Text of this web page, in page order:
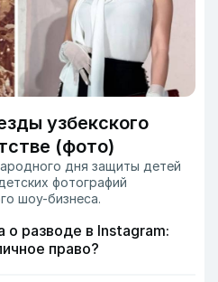
узбекского
(фото)
дня защиты детей
фотографий
шоу-бизнеса.
разводе в Instagram:
право?